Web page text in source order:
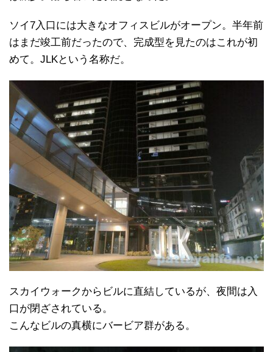
ソイ7入口には大きなオフィスビルがオープン。半年前
はまだ竣工前だったので、完成型を見たのはこれが初
めて。JLKという名称だ。
スカイウォークからビルに直結しているが、夜間は入
口が閉ざされている。
こんなビルの真横にバービア群がある。